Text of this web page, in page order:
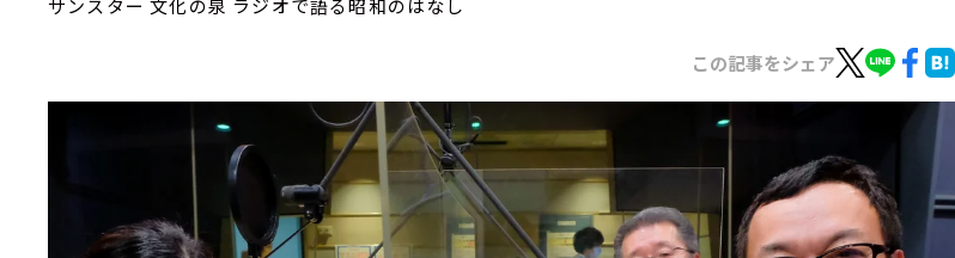
サンスター 文化の泉 ラジオで語る昭和のはなし
この記事をシェア